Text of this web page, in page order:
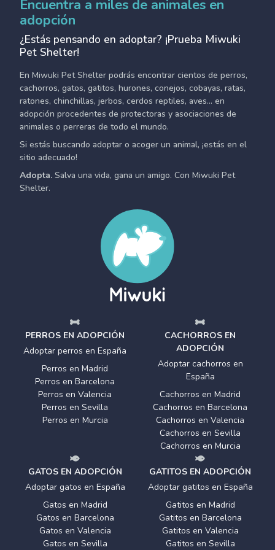
Encuentra a miles de animales en
adopción
¿Estás pensando en adoptar? ¡Prueba Miwuki
Pet Shelter!
En Miwuki Pet Shelter podrás encontrar cientos de perros,
cachorros, gatos, gatitos, hurones, conejos, cobayas, ratas,
ratones, chinchillas, jerbos, cerdos reptiles, aves... en
adopción procedentes de protectoras y asociaciones de
animales o perreras de todo el mundo.
Si estás buscando adoptar o acoger un animal, ¡estás en el
sitio adecuado!
Adopta. Salva una vida, gana un amigo. Con Miwuki Pet
Shelter.
PERROS EN ADOPCIÓN
Adoptar perros en España
Perros en Madrid
Perros en Barcelona
Perros en Valencia
Perros en Sevilla
Perros en Murcia
CACHORROS EN
ADOPCIÓN
Adoptar cachorros en
España
Cachorros en Madrid
Cachorros en Barcelona
Cachorros en Valencia
Cachorros en Sevilla
Cachorros en Murcia
GATOS EN ADOPCIÓN
Adoptar gatos en España
Gatos en Madrid
Gatos en Barcelona
Gatos en Valencia
Gatos en Sevilla
GATITOS EN ADOPCIÓN
Adoptar gatitos en España
Gatitos en Madrid
Gatitos en Barcelona
Gatitos en Valencia
Gatitos en Sevilla